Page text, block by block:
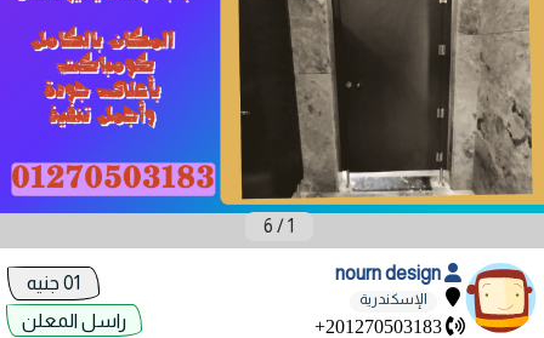
1
/
6
الإسكندرية
+201270503183
راسل المعلن